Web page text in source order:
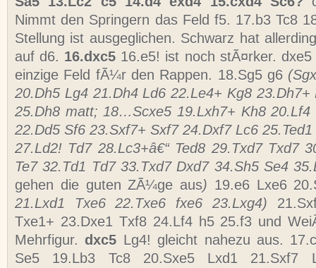
Nimmt den Springern das Feld f5. 17.b3 Tc8
Stellung ist ausgeglichen. Schwarz hat
auf d6. 16.dxc5 16.e5! ist noch stÃ¤rker.
einzige Feld fÃ¼r den Rappen. 18.Sg5 g6
20.Dh5 Lg4 21.Dh4 Ld6 22.Le4+ Kg8 23.Dh7+
25.Dh8 matt; 18…Scxe5 19.Lxh7+ Kh8 20.Lf4
22.Dd5 Sf6 23.Sxf7+ Sxf7 24.Dxf7 Lc6
27.Ld2! Td7 28.Lc3+â€“ Ted8 29.Txd7 Txd7
Te7 32.Td1 Td7 33.Txd7 Dxd7 34.Sh5 Se4
gehen die guten ZÃ¼ge aus) 19.e6 Lxe6
21.Lxd1 Txe6 22.Txe6 fxe6 23.Lxg4)
Txe1+ 23.Dxe1 Txf8 24.Lf4 h5 25.f3 und
Mehrfigur. dxc5 Lg4! gleicht nahezu aus.
Se5 19.Lb3 Tc8 20.Sxe5 Lxd1 21.Sxf7